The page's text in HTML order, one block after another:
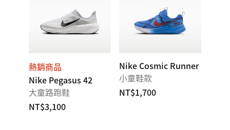
熱銷商品
Nike Pegasus 42
大童路跑鞋
NT$3,100
Nike Cosmic Runner
小童鞋款
NT$1,700